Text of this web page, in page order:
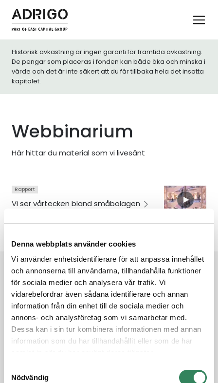
Denna webbplats använder cookies
Vi använder enhetsidentifierare för att anpassa innehållet
och annonserna till användarna, tillhandahålla funktioner
för sociala medier och analysera vår trafik. Vi
vidarebefordrar även sådana identifierare och annan
information från din enhet till de sociala medier och
annons- och analysföretag som vi samarbetar med.
Dessa kan i sin tur kombinera informationen med annan
information som du har tillhandahållit eller som de har
Nödvändig
Historisk avkastning är ingen garanti för framtida avkastning.
De pengar som placeras i fonden kan både öka och minska i
värde och det är inte säkert att du får tillbaka hela det insatta
kapitalet.
Webbinarium
Här hittar du material som vi livesänt
Rapport
Vi ser vårtecken blandsmåbolagen
Prenumerera på nyhetsbrevet
Få månadsrapporten för Adrigo Small & Midcap L/S i
din inkorg varje månad. Prenumerera för att ta del av
värdeutveckling, marknadskommentar och
framtidsutsikter.
Prenumerera på nyhetsbrev